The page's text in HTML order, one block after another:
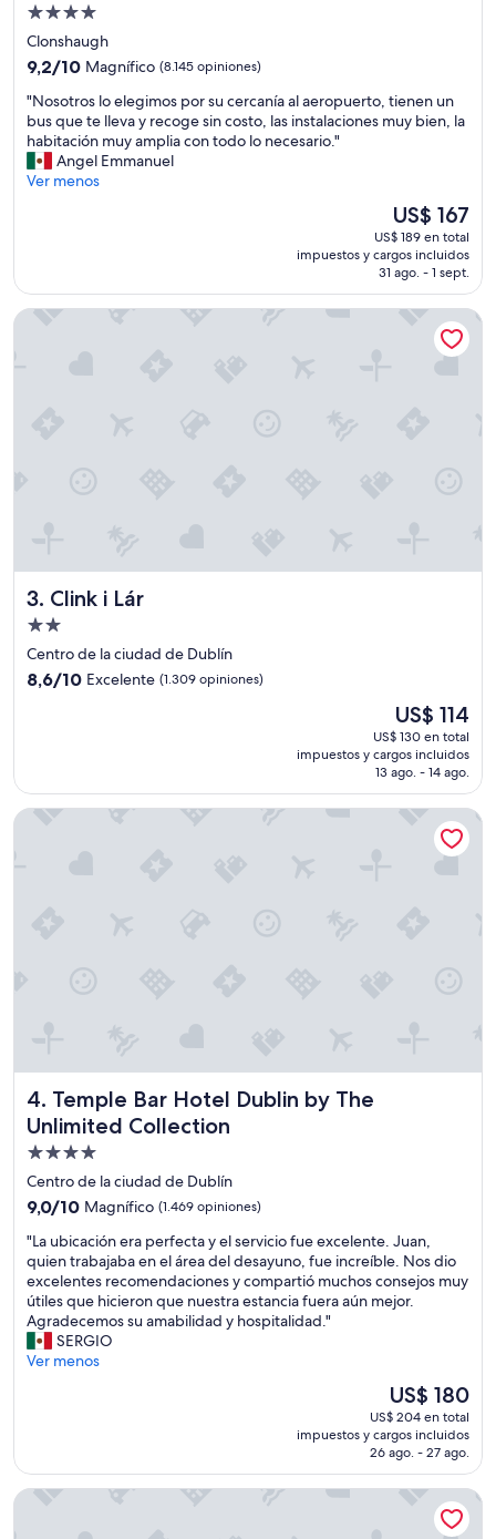
Propiedad
de
4.0
estrellas
Clonshaugh
9.2
10,
Magnífico,
(8.145
opiniones)
9,2/10 Magnífico (8.145 opiniones)
"
N
o
s
o
o
c
e
c
a
n
e
e
n
u
n
b
u
q
u
e
t
e
l
e
c
"Nosotros lo elegimos por su cercanía al aeropuerto, tienen un
bus que te lleva y recoge sin costo, las instalaciones muy bien, la
habitación muy amplia con todo lo necesario."
Angel Emmanuel
Ver menos
El
precio
actual
es
de
US$ 167
US$ 167
US$ 189 en total
impuestos y cargos incluidos
31 ago. - 1 sept.
3. Clink i Lár
Clink i Lár
Propiedad
de
2.0
Centro de la ciudad de Dublín
8.6
8,6/10 Excelente (1.309 opiniones)
El
precio
actual
es
de
US$ 114
US$ 114
US$ 130 en total
impuestos y cargos incluidos
13 ago. - 14 ago.
Clink i Lár
4. Temple Bar Hotel Dublin by The
Unlimited Collection
Temple Bar Hotel Dublin by The Unlimited Collection
Propiedad
de
4.0
estrellas
Centro de la ciudad de Dublín
9.0
10,
Magnífico,
(1.469
opiniones)
9,0/10 Magnífico (1.469 opiniones)
"
L
a
u
b
i
c
e
"La ubicación era perfecta y el servicio fue excelente. Juan,
quien trabajaba en el área del desayuno, fue increíble. Nos dio
excelentes recomendaciones y compartió muchos consejos muy
útiles que hicieron que nuestra estancia fuera aún mejor.
Agradecemos su amabilidad y hospitalidad."
SERGIO
Ver menos
El
precio
actual
es
de
US$ 180
US$ 180
US$ 204 en total
impuestos y cargos incluidos
26 ago. - 27 ago.
Temple Bar Hotel Dublin by The Unlimited Collection
The Hendrick Smithfield